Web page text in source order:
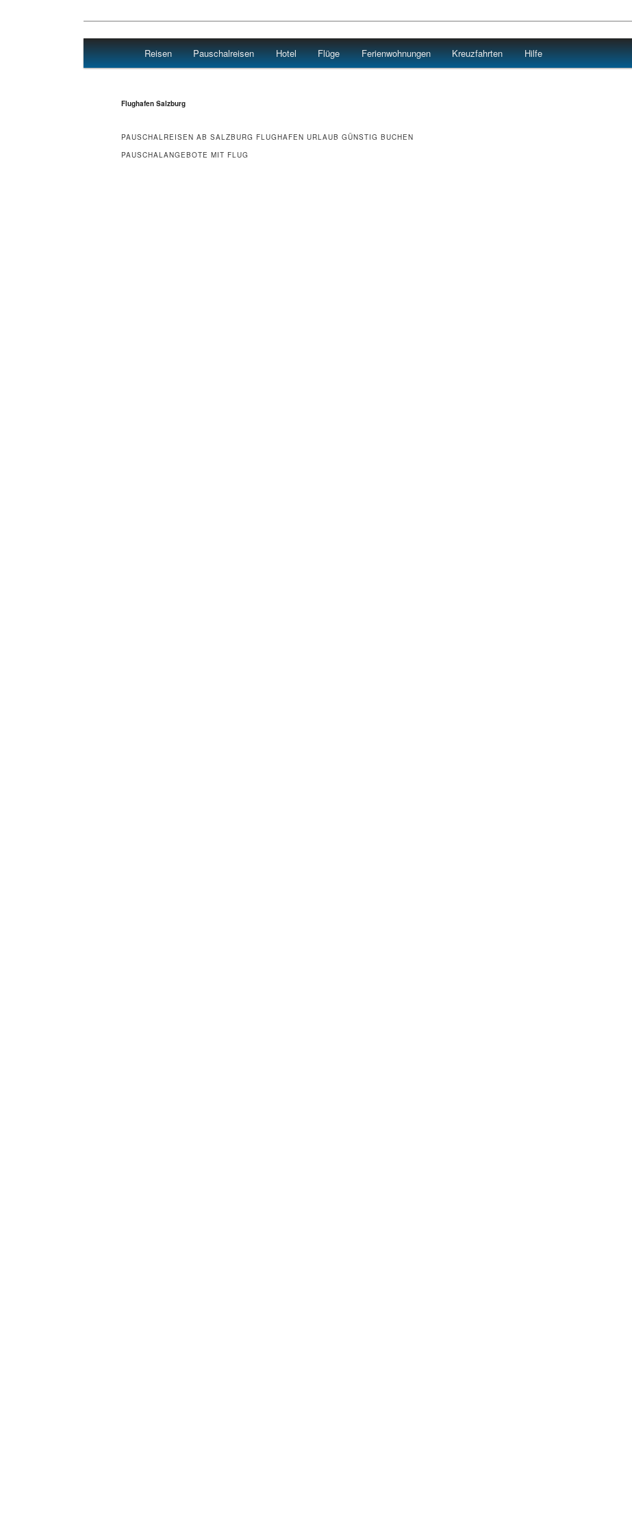
Flug Hotel
Main menu
Skip to primary content
Skip to secondary content
Reisen Pauschalreisen Hotel Flüge Ferienwohnungen Kreuzfahrten Hilfe
Flughafen Salzburg
PAUSCHALREISEN AB SALZBURG FLUGHAFEN URLAUB GÜNSTIG BUCHEN
PAUSCHALANGEBOTE MIT FLUG